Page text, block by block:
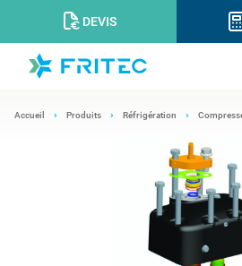
DEVIS
Accueil Produits Réfrigération